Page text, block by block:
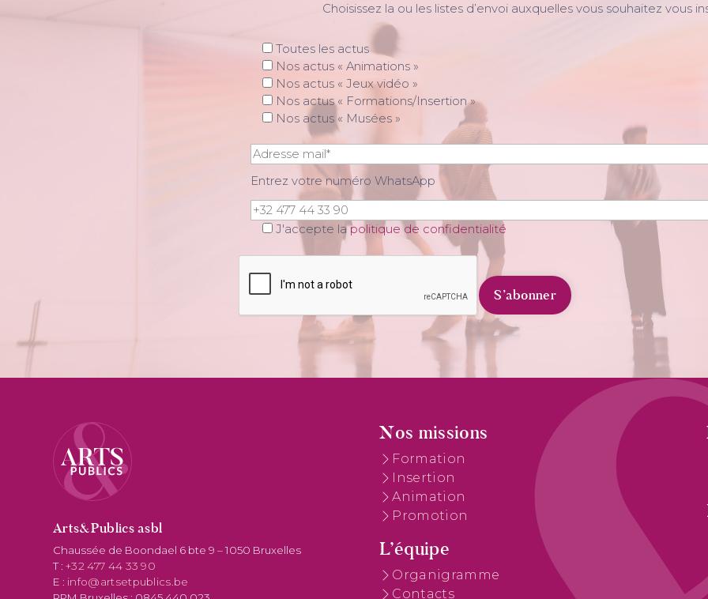
Choisissez la ou les listes d’envoi auxquelles vous souhaitez vous
Toutes les actus
Nos actus « Animations »
Nos actus « Jeux vidéo »
Nos actus « Formations/Insertion »
Nos actus « Musées »
Entrez votre numéro WhatsApp
J'accepte lapolitique de confidentialité
Arts&Publics asbl
Chaussée de Boondael 6 bte 9 – 1050 Bruxelles
T : +32 477 44 33 90
E : info@artsetpublics.be
Nos missions
Formation
Insertion
Animation
Promotion
L’équipe
Organigramme
Contacts